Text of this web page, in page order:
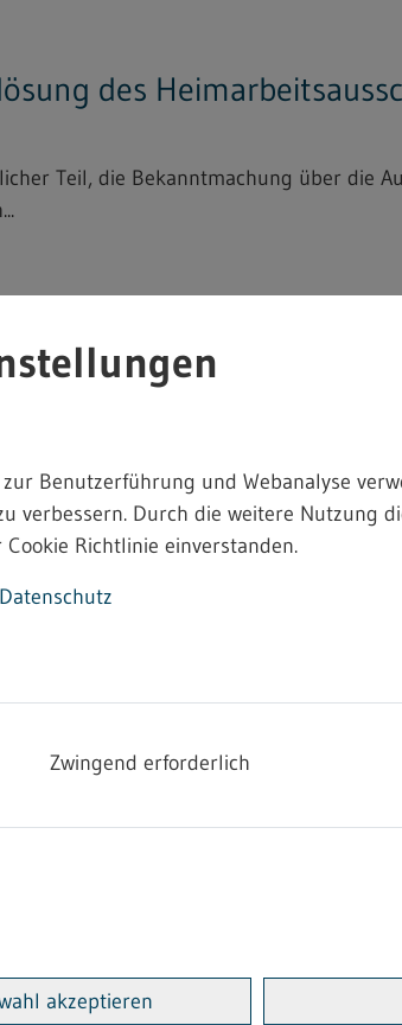
des
Teil, die Bekanntmachung über die
Bodenseekreis
Vollzeitstelle Technischer
...
- 4.2.12.9
einer bindenden
von Trockenblumen...
- 4.2.09
einer bindenden
zur Benutzerführung und Webanalyse
verbessern. Durch die weitere Nutzung
Richtlinie einverstanden.
Datenschutz
Zwingend erforderlich
akzeptieren